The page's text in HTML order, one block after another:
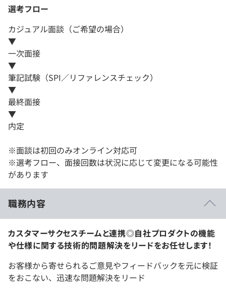
選考フロー
カジュアル面談（ご希望の場合）
▼
一次面接
▼
筆記試験（SPI／リファレンスチェック）
▼
最終面接
▼
内定
※面談は初回のみオンライン対応可
※選考フロー、面接回数は状況に応じて変更になる可能性
があります
職務内容
カスタマーサクセスチームと連携◎自社プロダクトの機能
や仕様に関する技術的問題解決をリードをお任せします！
お客様から寄せられるご意見やフィードバックを元に検証
をおこない、迅速な問題解決をリード